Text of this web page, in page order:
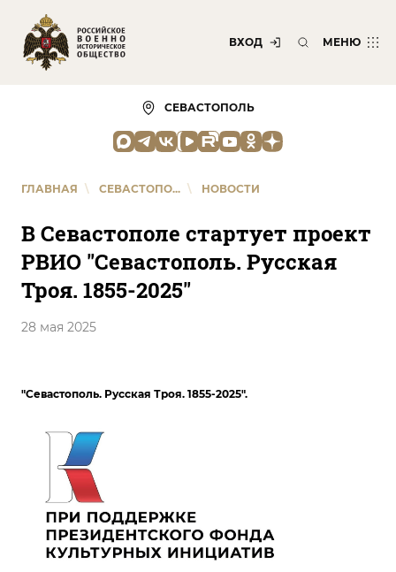
ВХОД МЕНЮ
СЕВАСТОПОЛЬ
ГЛАВНАЯ \ СЕВАСТОПО... \ НОВОСТИ
В Севастополе стартует проект
РВИО "Севастополь. Русская
Троя. 1855-2025"
28 мая 2025
"Севастополь. Русская Троя. 1855-2025".